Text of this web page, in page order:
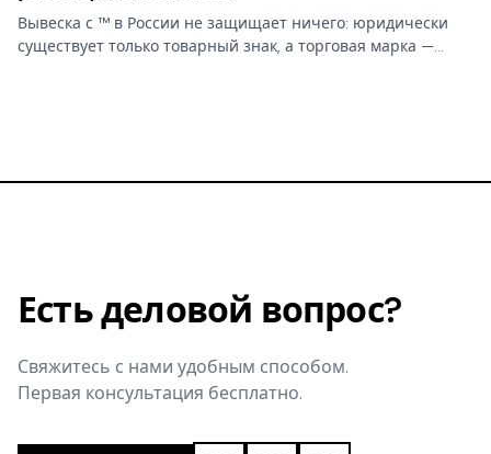
Вывеска с ™ в России не защищает ничего: юридически
существует только товарный знак, а торговая марка —
Есть деловой вопрос?
Свяжитесь с нами удобным способом.
Первая консультация бесплатно.